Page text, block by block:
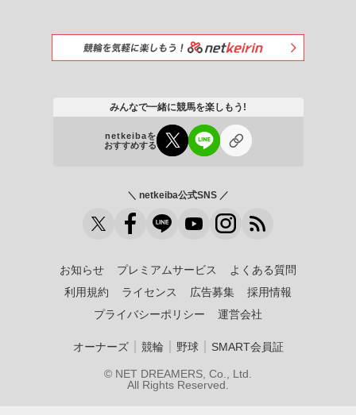
みんなで一緒に競馬を楽しもう!
netkeibaを
おすすめする
＼ netkeiba公式SNS ／
お知らせ プレミアムサービス
よくある質問
利用規約
ライセンス 広告募集
採用情報
プライバシーポリシー
運営会社
オーナーズ｜ 競輪 野球｜ SMART会員証
© NET DREAMERS, Co., Ltd.
All Rights Reserved.